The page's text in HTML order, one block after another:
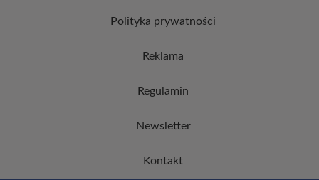
Polityka prywatności
Reklama
Regulamin
Newsletter
Kontakt